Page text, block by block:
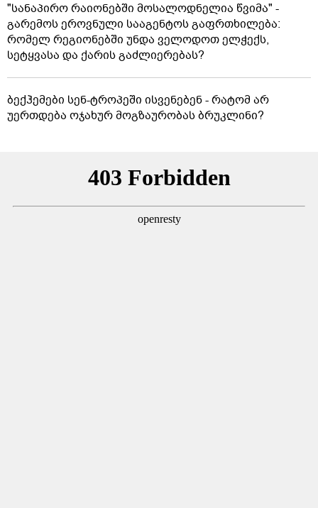
"სანაპირო რაიონებში მოსალოდნელია წვიმა" -
გარემოს ეროვნული სააგენტოს გაფრთხილება:
რომელ რეგიონებში უნდა ველოდოთ ელჭექს,
სეტყვასა და ქარის გაძლიერებას?
ბექჰემები სენ-ტროპეში ისვენებენ - რატომ არ
უერთდება ოჯახურ მოგზაურობას ბრუკლინი?